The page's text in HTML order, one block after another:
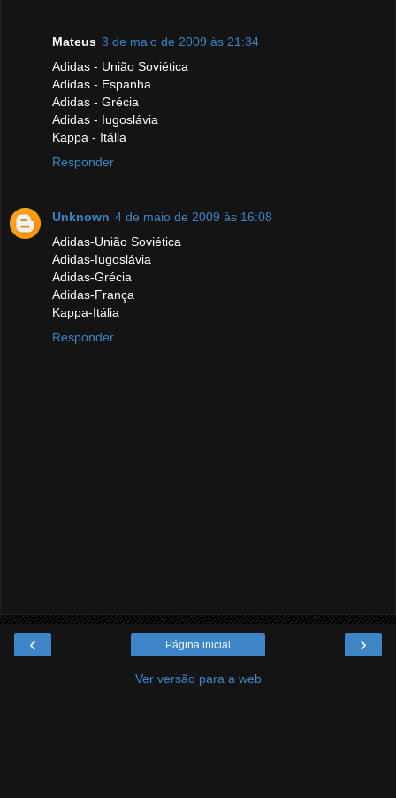
Mateus 3 de maio de 2009 às 21:34
Adidas - União Soviética
Adidas - Espanha
Adidas - Grécia
Adidas - Iugoslávia
Kappa - Itália
Responder
Unknown 4 de maio de 2009 às 16:08
Adidas-União Soviética
Adidas-Iugoslávia
Adidas-Grécia
Adidas-França
Kappa-Itália
Responder
‹ ›
Página inicial
Ver versão para a web